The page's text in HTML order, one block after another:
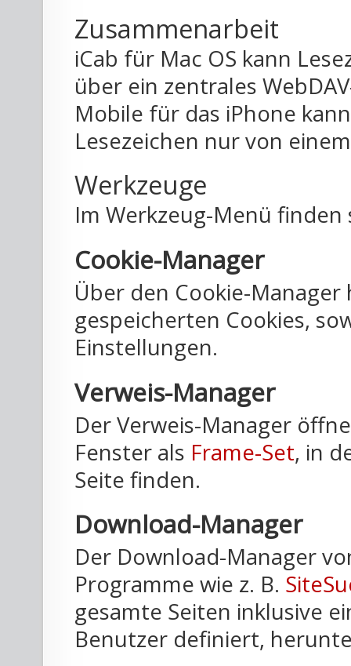
Zusammenarbeit
iCab für Mac OS kann
über ein zentrales
Mobile für das iPhone
Lesezeichen nur von
Werkzeuge
Im Werkzeug-Menü
Cookie-Manager
Über den Cookie-
gespeicherten Cookies,
Einstellungen.
Verweis-Manager
Der Verweis-Manager
Fenster als Frame-Set, in
Seite finden.
Download-Manager
Der Download-Manager
Programme wie z. B.
gesamte Seiten inklusive
Benutzer definiert,